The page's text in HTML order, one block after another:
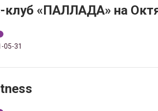
клуб «ПАЛЛАДА» на
05-31